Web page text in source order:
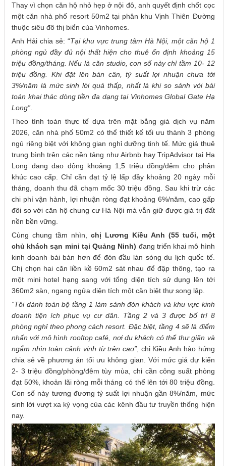
Thay vì chọn căn hộ nhỏ hẹp ở nội đô, anh quyết định chốt cọc
một căn nhà phố resort 50m2 tại phân khu Vịnh Thiên Đường
thuộc siêu đô thị biển của Vinhomes.
Anh Hải chia sẻ: “Tại khu vực trung tâm Hà Nội, một căn hộ 1
phòng ngủ đầy đủ nội thất hiện cho thuê ổn định khoảng 15
triệu đồng/tháng. Nếu là căn studio, con số này chỉ tầm 10- 12
triệu đồng. Khi đặt lên bàn cân, tỷ suất lợi nhuận chưa tới
3%/năm là mức sinh lời quá thấp, nhất là khi so sánh với bài
toán khai thác dòng tiền đa dạng tại Vinhomes Global Gate Hạ
Long”
Theo tính toán thực tế dựa trên mặt bằng giá dịch vụ năm
2026, căn nhà phố 50m2 có thể thiết kế tối ưu thành 3 phòng
ngủ riêng biệt với không gian nghỉ dưỡng tinh tế. Mức giá thuê
trung bình trên các nền tảng như Airbnb hay TripAdvisor tại Hạ
Long đang dao động khoảng 1,5 triệu đồng/đêm cho phân
khúc cao cấp. Chỉ cần đạt tỷ lệ lấp đầy khoảng 20 ngày mỗi
tháng, doanh thu đã chạm mốc 30 triệu đồng. Sau khi trừ các
chi phí vận hành, lợi nhuận ròng đạt khoảng 6%/năm, cao gấp
đôi so với căn hộ chung cư Hà Nội mà vẫn giữ được giá trị đất
nền bền vững.
Cùng chung tầm nhìn, chị Lương Kiều Anh (55 tuổi, một
chủ khách sạn mini tại Quảng Ninh) đang triển khai mô hình
kinh doanh bài bản hơn để đón đầu làn sóng du lịch quốc tế.
Chị chọn hai căn liền kề 60m2 sát nhau để đập thông, tạo ra
một mini hotel hạng sang với tổng diện tích sử dụng lên tới
360m2 sàn, ngang ngửa diện tích một căn biệt thự song lập.
“Tôi dành toàn bộ tầng 1 làm sảnh đón khách và khu vực kinh
doanh tiện ích phục vụ cư dân. Tầng 2 và 3 được bố trí 8
phòng nghỉ theo phong cách resort. Đặc biệt, tầng 4 sẽ là điểm
nhấn với mô hình rooftop café, nơi du khách có thể thư giãn và
ngắm nhìn toàn cảnh vịnh từ trên cao” , chị Kiều Anh hào hứng
chia sẻ về phương án tối ưu không gian. Với mức giá dự kiến
2- 3 triệu đồng/phòng/đêm tùy mùa, chỉ cần công suất phòng
đạt 50%, khoản lãi ròng mỗi tháng có thể lên tới 80 triệu đồng.
Con số này tương đương tỷ suất lợi nhuận gần 8%/năm, mức
sinh lời vượt xa kỳ vọng của các kênh đầu tư truyền thống hiện
nay.